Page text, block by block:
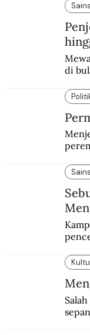
Sains
di
Sains